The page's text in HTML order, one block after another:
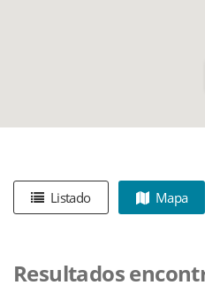
Listado Mapa
Resultados